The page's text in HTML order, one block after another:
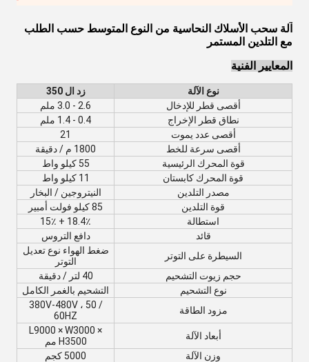
آلة سحب الأسلاك النحاسية من النوع المتوسط ​​حسب الطلب
مع التلدين المستمر
المعايير الفنية
نوع الآلة
زد ال 350
أقصى قطر للإدخال
2.6 - 3.0 ملم
نطاق قطر الإخراج
0.4 - 1.4 ملم
أقصى عدد يموت
21
أقصى سرعة للخط
1800 م / دقيقة
قوة المحرك الرئيسية
55 كيلو واط
قوة المحرك كابستان
11 كيلو واط
مصدر التلدين
النيتروجين / البخار
قوة التلدين
85 كيلو فولت أمبير
استطالة
18.4٪ + 15٪
قائد
دافع التروس
السيطرة على التوتر
ضغط الهواء نوع تعديل
التوتر
حجم زيوت التشحيم
40 لتر / دقيقة
نوع التشحيم
التشحيم بالغمر الكامل
مزود الطاقة
380V-480V ، 50 /
60HZ
أبعاد الآلة
L9000 × W3000 ×
H3500 مم
وزن الآلة
5000 كجم